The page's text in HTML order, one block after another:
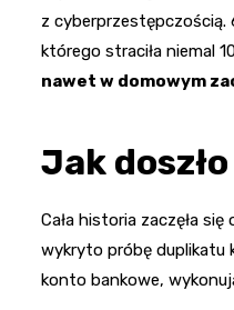
z cyberprzestępczością.
którego straciła niemal
nawet w domowym
Jak
Cała historia zaczęła
wykryto próbę duplikatu
konto bankowe,